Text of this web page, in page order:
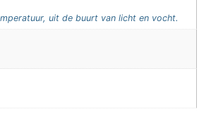
uit de buurt van licht en vocht.